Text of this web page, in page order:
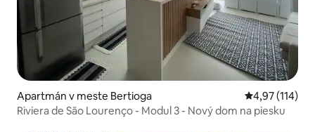
Apartmán v meste Bertioga Priemerné
4,97 (114)
Riviera de São Lourenço - Modul 3 - Nový dom na piesku